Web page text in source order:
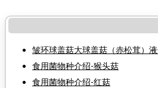
皱环球盖菇大球盖菇（赤松茸）
食用菌物种介绍-猴头菇
食用菌物种介绍-红菇